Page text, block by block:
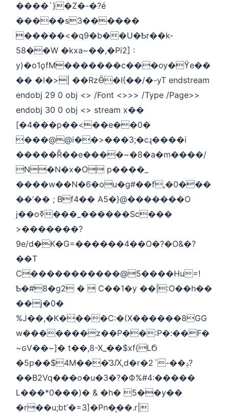
����`}�Z�-�?é
�����s3������
�����<�q9�b��U�Ҍr��k-
58��W �kxa~��,�Pi2] :
y)�o1ǫfM�������c���ѹ�ϔe��
�� �l�>| ��RzӪ�I{��/�-yT endstream
endobj 29 0 obj <> /Font <>>> /Type /Page>>
endobj 30 0 obj <> stream x��
[�4���p��<��e��0�
���@@i��>���3;�cɻ����i
�����Ȓ��e����~�8�a�m����/
N�N�x�O p����_
����w��N�6�ou�g#��f,�0���
��’�� ; Bf4�� A5�}@�������O
j��oߧ���_������Sc���
>�������?
9e/d�K�G=������4��O�?�O&�?
��T
C�����������@5����Hu=!
Ҍ�#8�g2 �  C��1�y ��|:O��h��
��j�0�
%J��,�К����C:�(X������8GG
w�������z��P��:P�:��F�
~ԍV��~]� t��,8-X_��$xf{LϬ
�5p��$4M���͑3Ԕ,d�r�ݚ��-`2?
��B2Vq���o�u�3�?�Ф%#4:�����
L���*0���)� & �h� 5��y��
�r��u;bt’�=3]�Pn�̘��.r|